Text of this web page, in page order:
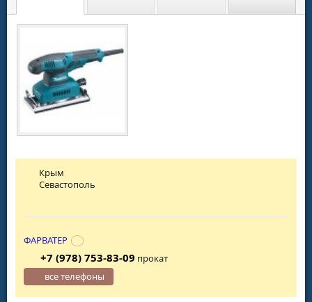
Крым
Севастополь
ФАРВАТЕР
+7 (978) 753-83-09 прокат
все телефоны